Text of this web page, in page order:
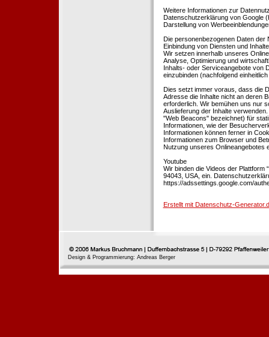
Weitere Informationen zur
Datenschutzerklärung von Google
Darstellung von
Die personenbezogenen Daten der
Einbindung von Diensten und
Wir setzen innerhalb unseres
Analyse, Optimierung und
Inhalts- oder Serviceangebote von
einzubinden (nachfolgend
Dies setzt immer voraus, dass die
Adresse die Inhalte nicht an deren
erforderlich. Wir bemühen uns nur
Auslieferung der Inhalte
"Web Beacons" bezeichnet) für
Informationen, wie der
Informationen können ferner in
Informationen zum Browser und
Nutzung unseres Onlineangebotes
Youtube
Wir binden die Videos der Plattform
94043, USA, ein.
https://adssettings.google.com/
Erstellt mit Datenschutz-
Design & Programmierung: Andreas Berger